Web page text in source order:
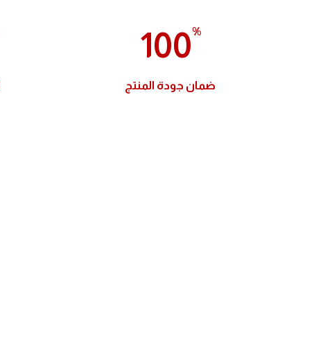
100%
ضمان جودة المنتج